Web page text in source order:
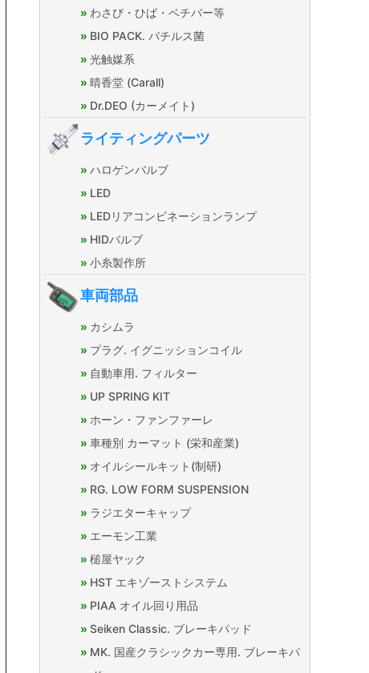
わさび・ひば・ベチバー等
BIO PACK. バチルス菌
光触媒系
晴香堂 (Carall)
Dr.DEO (カーメイト)
ライティングパーツ
ハロゲンバルブ
LED
LEDリアコンビネーションランプ
HIDバルブ
小糸製作所
車両部品
カシムラ
プラグ. イグニッションコイル
自動車用. フィルター
UP SPRING KIT
ホーン・ファンファーレ
車種別 カーマット (栄和産業)
オイルシールキット(制研)
RG. LOW FORM SUSPENSION
ラジエターキャップ
エーモン工業
槌屋ヤック
HST エキゾーストシステム
PIAA オイル回り用品
Seiken Classic. ブレーキパッド
MK. 国産クラシックカー専用. ブレーキパ